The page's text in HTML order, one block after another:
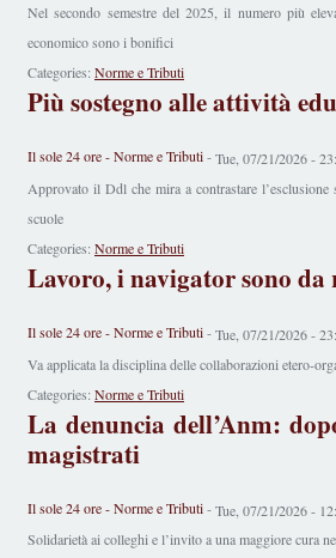
Nel secondo semestre del 2025, il numero più
economico sono i bonifici
Categories: Norme e Tributi
Più sostegno alle attività
Il sole 24 ore - Norme e Tributi-Tue, 07/21/2026 -
Approvato il Ddl che mira a contrastare
scuole
Categories: Norme e Tributi
Lavoro, i navigator sono
Il sole 24 ore - Norme e Tributi-Tue, 07/21/2026 -
Va applicata la disciplina delle collaborazioni etero-
Categories: Norme e Tributi
La denuncia dell’Anm:
magistrati
Il sole 24 ore - Norme e Tributi-Tue, 07/21/2026 -
Solidarietà ai colleghi e l’invito a una maggiore cura